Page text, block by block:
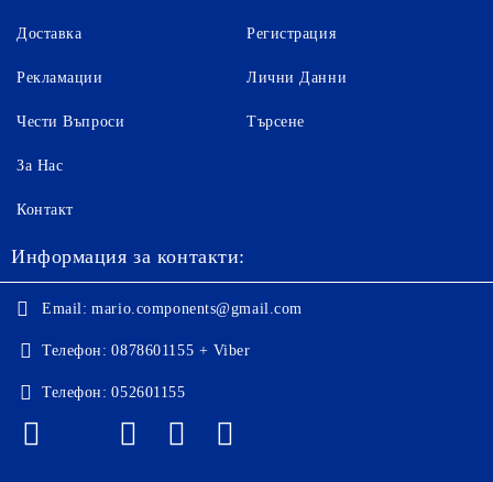
Доставка
Рекламации
Чести Въпроси
Регистрация
Лични Данни
Търсене
За Нас
Контакт
Информация за контакти:
Email: mario.components@gmail.com
Телефон: 0878601155 + Viber
Телефон: 052601155